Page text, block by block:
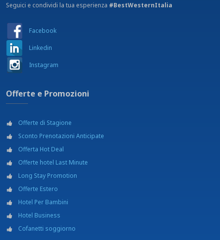
Seguici e condividi la tua esperienza #BestWesternItalia
Facebook
Linkedin
Instagram
Offerte e Promozioni
Offerte di Stagione
Sconto Prenotazioni Anticipate
Offerta Hot Deal
Offerte hotel Last Minute
Long Stay Promotion
Offerte Estero
Hotel Per Bambini
Hotel Business
Cofanetti soggiorno